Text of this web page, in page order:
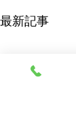
最新記事